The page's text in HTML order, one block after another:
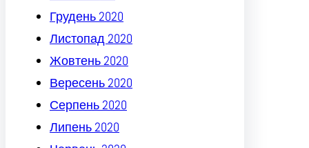
Грудень 2020
Листопад 2020
Жовтень 2020
Вересень 2020
Серпень 2020
Липень 2020